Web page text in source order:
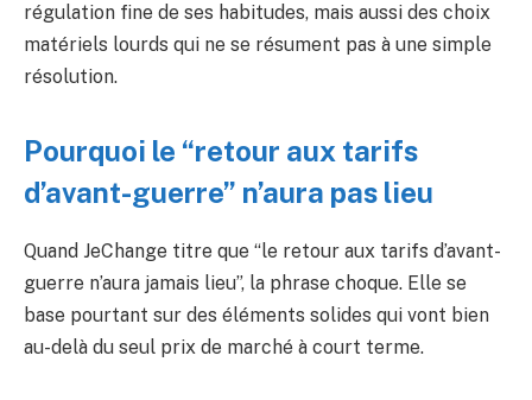
régulation fine de ses habitudes, mais aussi des choix
matériels lourds qui ne se résument pas à une simple
résolution.
Pourquoi le “retour aux tarifs
d’avant-guerre” n’aura pas lieu
Quand JeChange titre que “le retour aux tarifs d’avant-
guerre n’aura jamais lieu”, la phrase choque. Elle se
base pourtant sur des éléments solides qui vont bien
au-delà du seul prix de marché à court terme.